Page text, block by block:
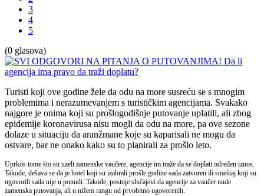
3
4
5
(0 glasova)
Turisti koji ove godine žele da odu na more susreću se s mnogim
problemima i nerazumevanjem s turističkim agencijama. Svakako
najgore je onima koji su prošlogodišnje putovanje uplatili, ali zbog
epidemije koronavirusa nisu mogli da odu na more, pa ove sezone
dolaze u situaciju da aranžmane koje su kaparisali ne mogu da
ostvare, bar ne onako kako su to planirali za prošlo leto.
Uprkos tome što su uzeli zamenske vaučere, agencije im traže da se doplati određen iznos.
Takođe, dešava se da je hotel koji su izabrali prošle godine sada zatvoren ili smeštaj koji su
ugovorili sada nije u ponudi. Takođe, postoje slučajevi da agencije za vaučer nude
zamenska putovanja, ali u nižem rangu od prvobitno ugovorenih.